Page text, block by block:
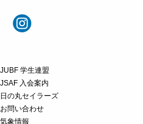
JUBF 学生連盟
JSAF 入会案内
日の丸セイラーズ
お問い合わせ
気象情報